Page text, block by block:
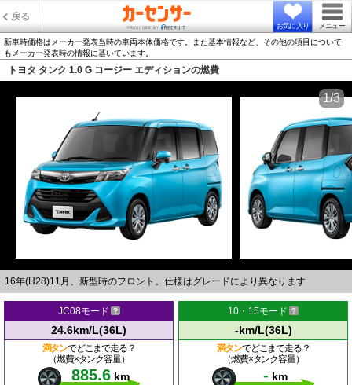
戻る
お気に入り メニュー
新車時価格はメーカー発表当時の車両本体価格です。また基本情報など、その他の項目について
もメーカー発表時の情報に基いています。
トヨタ タンク 1.0 G コージー エディションの燃費
16年(H28)11月、新型時のフロント。仕様はグレードにより異なります
1/3
JC08モード
24.6km/L(36L)
満タンでどこまで走る？
（燃費×タンク容量）
885.6 km
10・15モード
-km/L(36L)
満タンでどこまで走る？
（燃費×タンク容量）
- km